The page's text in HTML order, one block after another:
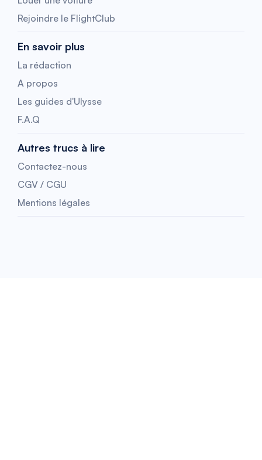
Rejoindre le FlightClub
En savoir plus
La rédaction
A propos
Les guides d'Ulysse
F.A.Q
Autres trucs à lire
Contactez-nous
CGV / CGU
Mentions légales